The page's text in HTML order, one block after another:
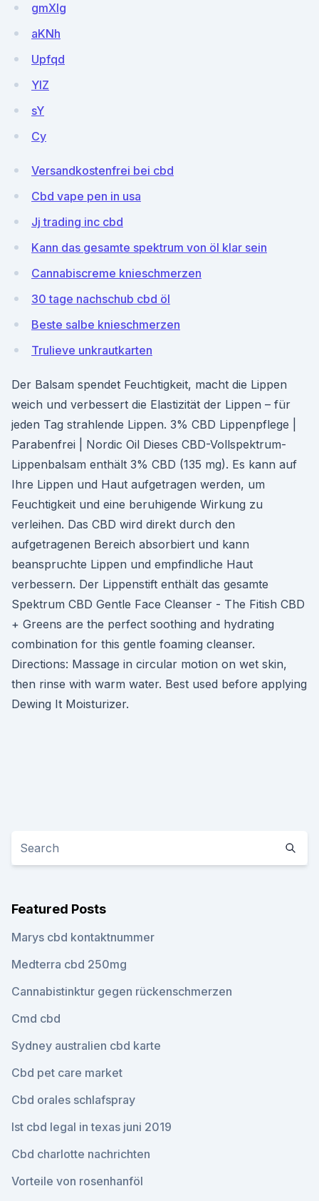
gmXIg
aKNh
Upfqd
YlZ
sY
Cy
Versandkostenfrei bei cbd
Cbd vape pen in usa
Jj trading inc cbd
Kann das gesamte spektrum von öl klar sein
Cannabiscreme knieschmerzen
30 tage nachschub cbd öl
Beste salbe knieschmerzen
Trulieve unkrautkarten
Der Balsam spendet Feuchtigkeit, macht die Lippen
weich und verbessert die Elastizität der Lippen – für
jeden Tag strahlende Lippen. 3% CBD Lippenpflege |
Parabenfrei | Nordic Oil Dieses CBD-Vollspektrum-
Lippenbalsam enthält 3% CBD (135 mg). Es kann auf
Ihre Lippen und Haut aufgetragen werden, um
Feuchtigkeit und eine beruhigende Wirkung zu
verleihen. Das CBD wird direkt durch den
aufgetragenen Bereich absorbiert und kann
beanspruchte Lippen und empfindliche Haut
verbessern. Der Lippenstift enthält das gesamte
Spektrum CBD Gentle Face Cleanser - The Fitish CBD
+ Greens are the perfect soothing and hydrating
combination for this gentle foaming cleanser.
Directions: Massage in circular motion on wet skin,
then rinse with warm water. Best used before applying
Dewing It Moisturizer.
Featured Posts
Marys cbd kontaktnummer
Medterra cbd 250mg
Cannabistinktur gegen rückenschmerzen
Cmd cbd
Sydney australien cbd karte
Cbd pet care market
Cbd orales schlafspray
Ist cbd legal in texas juni 2019
Cbd charlotte nachrichten
Vorteile von rosenhanföl